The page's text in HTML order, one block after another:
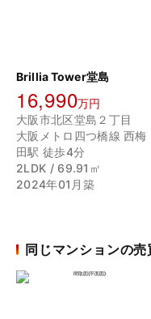
Brillia Tower堂島
16,990万円
大阪市北区堂島２丁目
大阪メトロ四つ橋線 西梅
田駅 徒歩4分
2LDK / 69.91㎡
2024年01月築
同じマンションの売